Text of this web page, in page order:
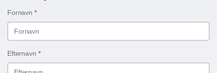
Fornavn *
Efternavn *